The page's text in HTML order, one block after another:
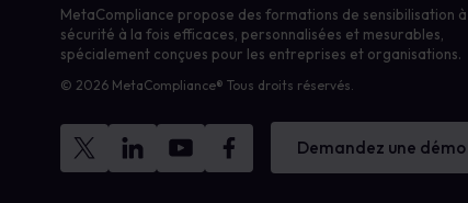
MetaCompliance propose des formations de sensibilisation
sécurité à la fois efficaces, personnalisées et mesurables,
spécialement conçues pour les entreprises et organisations.
© 2026 MetaCompliance® Tous droits réservés.
Demandez une démo